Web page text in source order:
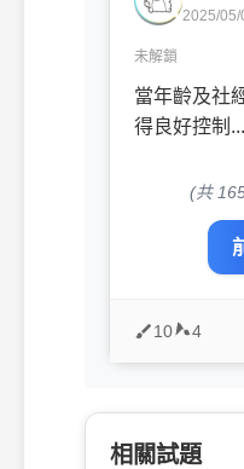
2025/05/
未解鎖
當年齡及社
得良好控制...
(共
10 4
相關試題